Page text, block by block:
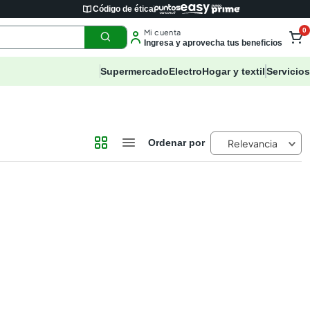
Código de ética
Mi cuenta
Ingresa y aprovecha tus beneficios
0
SupermercadoElectroHogar y textilServicios
Relevancia